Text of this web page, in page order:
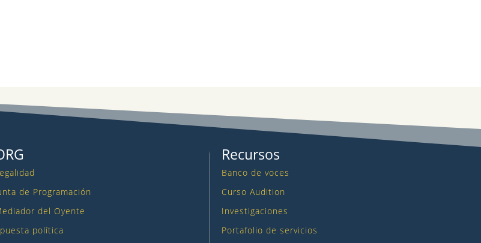
de Programación
del Oyente
política
Recursos
Banco de voces
Curso Audition
Investigaciones
Portafolio de servicios